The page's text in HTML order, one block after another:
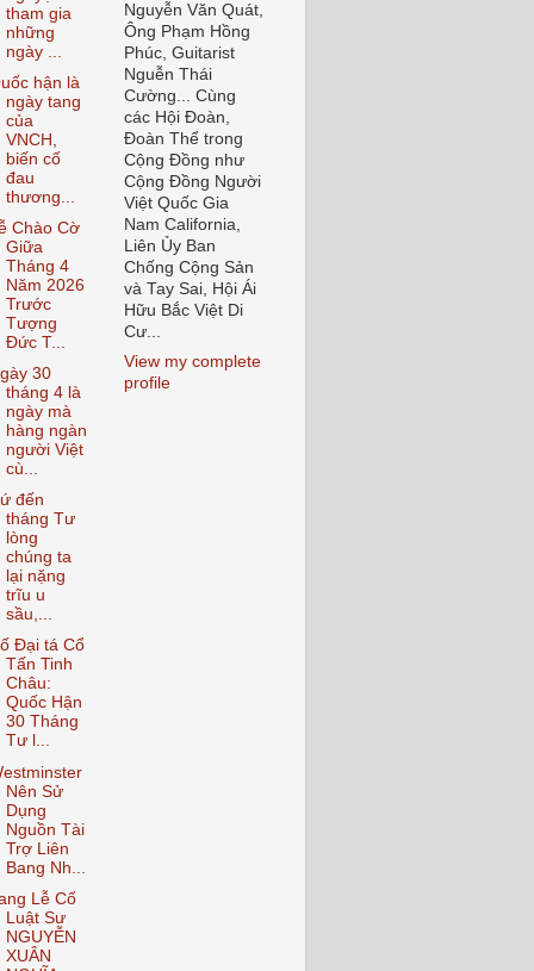
tham gia
những
ngày ...
hận là
ngày tang
của
VNCH,
biến cố
đau
thương...
Chào Cờ
Giữa
Tháng 4
Năm 2026
Trước
Tượng
Đức T...
30
tháng 4 là
ngày mà
hàng ngàn
người Việt
cù...
đến
tháng Tư
lòng
chúng ta
lại nặng
trĩu u
sầu,...
Đại tá Cổ
Tấn Tinh
Châu:
Quốc Hận
30 Tháng
Tư l...
Nên Sử
Dụng
Nguồn Tài
Trợ Liên
Bang Nh...
Lễ Cố
Luật Sư
NGUYỄN
XUÂN
Nguyễn Văn Quát,
Ông Phạm Hồng
Phúc, Guitarist
Nguễn Thái
Cường... Cùng
các Hội Đoàn,
Đoàn Thể trong
Cộng Đồng như
Cộng Đồng Người
Việt Quốc Gia
Nam California,
Liên Ủy Ban
Chống Cộng Sản
và Tay Sai, Hội Ái
Hữu Bắc Việt Di
Cư...
View my complete
profile